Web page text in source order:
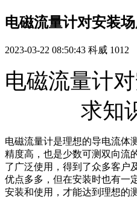
电磁流量计对安装
2023-03-22 08:50:43 科威 1012
电磁流量计
求知
电磁流量计是理想的导电流体
精度高，也是少数可测双向流
了广泛使用，得到了众多客户
优点多多，但在安装时也有一
安装和使用，才能达到理想的